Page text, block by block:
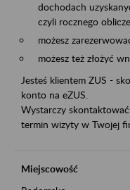
dochodach
czyli rocznego
możesz
możesz też złożyć
Jesteś klientem ZUS -
konto na eZUS.
Wystarczy
termin wizyty w Twojej
Miejscowość